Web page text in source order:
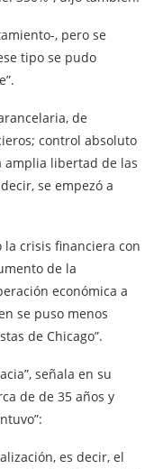
, pero se
tipo se pudo
de
control absoluto
amplia libertad de las
se empezó a
la crisis financiera con
de la
económica a
se puso menos
de Chicago”.
señala en su
de de 35 años y
es decir, el